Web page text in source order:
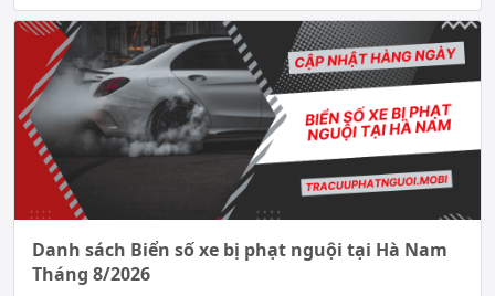
Danh sách Biển số xe bị phạt nguội tại Hà Nam
Tháng 8/2026